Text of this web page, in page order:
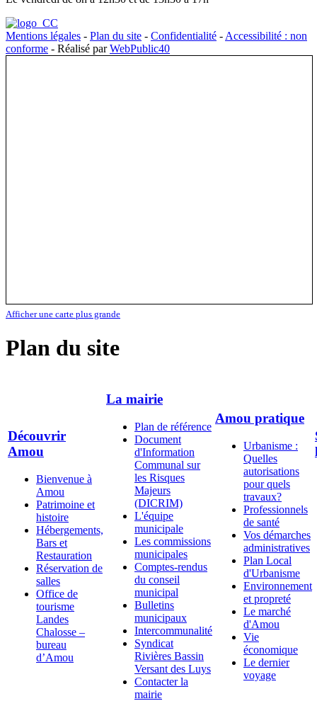
Mentions légales - Plan du site - Confidentialité - Accessibilité : non
conforme - Réalisé parWebPublic40
Afficher une carte plus grande
Plan du site
Découvrir
Amou
Bienvenue à
Amou
Patrimoine et
histoire
Hébergements,
Bars et
Restauration
Réservation de
salles
Office de
tourisme
Landes
Chalosse –
bureau
d’Amou
La mairie
Plan de référence
Document
d'Information
Communal sur
les Risques
Majeurs
(DICRIM)
L'équipe
municipale
Les commissions
municipales
Comptes-rendus
du conseil
municipal
Bulletins
municipaux
Intercommunalité
Syndicat
Rivières Bassin
Versant des Luys
Contacter la
mairie
Amou pratique
Urbanisme :
Quelles
autorisations
pour quels
travaux?
Professionnels
de santé
Vos démarches
administratives
Plan Local
d'Urbanisme
Environnement
et propreté
Le marché
d'Amou
Vie
économique
Le dernier
voyage